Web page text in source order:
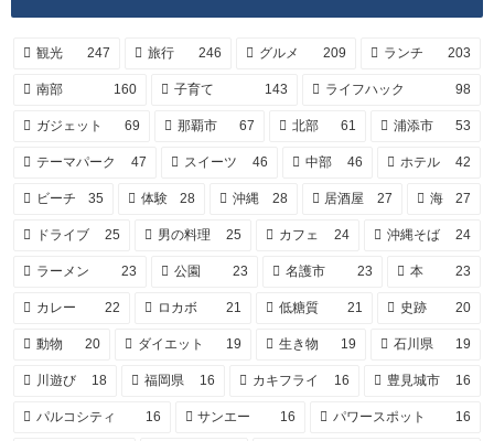
観光 247 旅行 246 グルメ 209 ランチ 203
南部 160 子育て 143 ライフハック 98
ガジェット 69 那覇市 67 北部 61 浦添市 53
テーマパーク 47 スイーツ 46 中部 46 ホテル 42
ビーチ 35 体験 28 沖縄 28 居酒屋 27 海 27
ドライブ 25 男の料理 25 カフェ 24 沖縄そば 24
ラーメン 23 公園 23 名護市 23 本 23
カレー 22 ロカボ 21 低糖質 21 史跡 20
動物 20 ダイエット 19 生き物 19 石川県 19
川遊び 18 福岡県 16 カキフライ 16 豊見城市 16
パルコシティ 16 サンエー 16 パワースポット 16